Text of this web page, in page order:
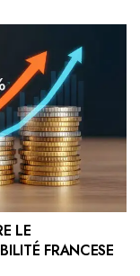
LE
FRANCESE